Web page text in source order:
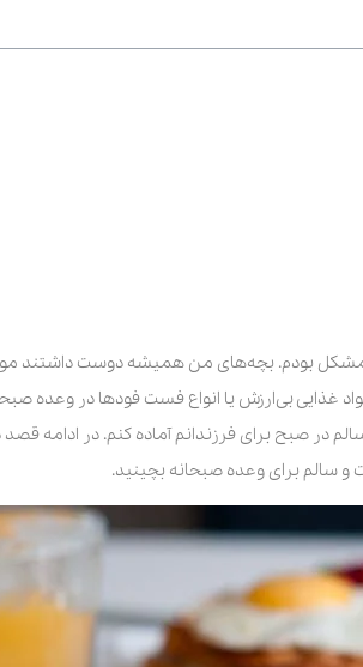
بودم. بچه‌های من همیشه دوست داشتند مواد
غذایی بی‌ارزش یا انواع فست فودها در وعده
در صبح برای فرزندانم آماده کنم. در ادامه قصد
و سالم برای وعده صبحانه بچینید.